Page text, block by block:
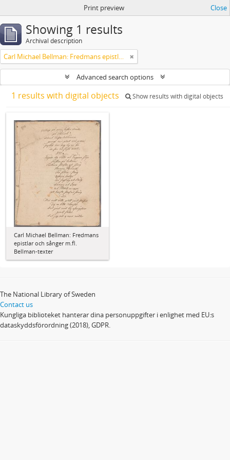
Print preview Close
Showing 1 results
Archival description
Carl Michael Bellman: Fredmans epistlar och sånger m.fl. Bellman-texter
Advanced search options
1 results with digital objects Show results with digital objects
Carl Michael Bellman: Fredmans
epistlar och sånger m.fl.
Bellman-texter
The National Library of Sweden
Contact us
Kungliga biblioteket hanterar dina personuppgifter i enlighet med EU:s
dataskyddsförordning (2018), GDPR.